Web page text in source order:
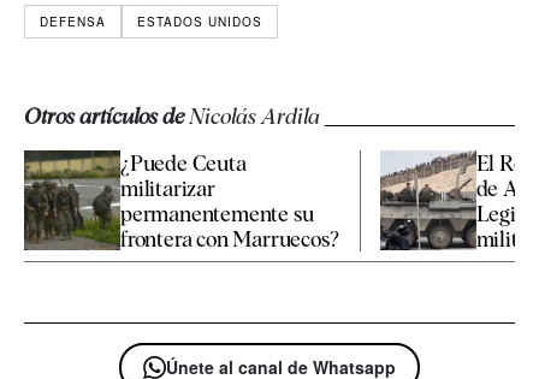
DEFENSA ESTADOS UNIDOS
Otros artículos deNicolás Ardila
¿Puede Ceuta
militarizar
permanentemente su
frontera con Marruecos?
El
de
Únete al canal de Whatsapp